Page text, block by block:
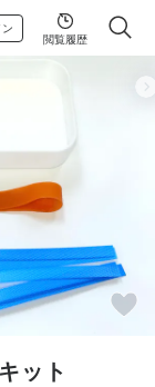
閲覧履歴
ット